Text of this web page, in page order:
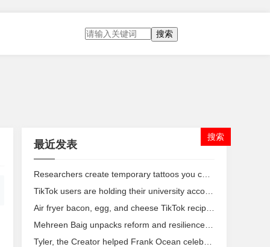
搜索
最近发表
Researchers create temporary tattoos you can use to control your devices
TikTok users are holding their university accounts hostage
Air fryer bacon, egg, and cheese TikTok recipe is no
Mehreen Baig unpacks reform and resilience in the UK education system
Tyler, the Creator helped Frank Ocean celebrate 'Blonde' release in a delicious way